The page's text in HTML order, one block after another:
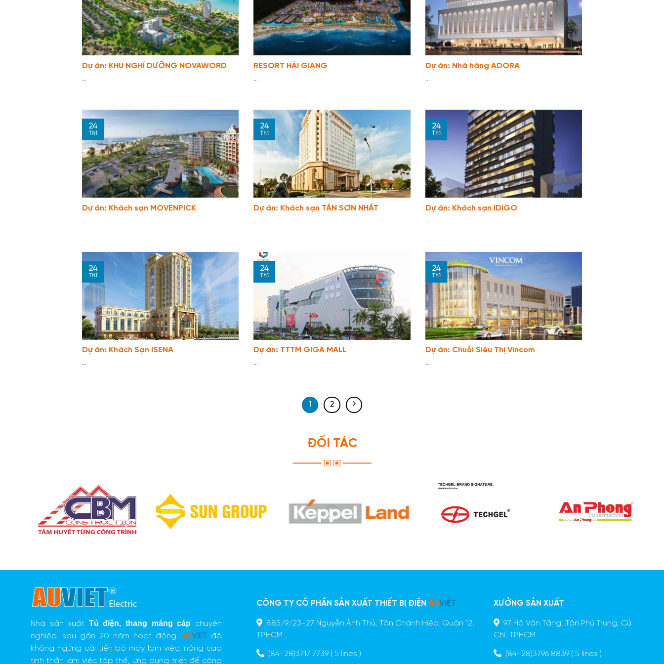
Dự án: KHU NGHỈ DƯỠNG NOVAWORD
...
RESORT HẢI GIANG
...
Dự án: Nhà hàng ADORA
...
Dự án: Khách sạn MOVENPICK
...
24
Th1
Dự án: Khách sạn TÂN SƠN NHẤT
...
24
Th1
Dự án: Khách sạn IDIGO
...
24
Th1
Dự án: Khách Sạn ISENA
...
24
Th1
Dự án: TTTM GIGA MALL
...
24
Th1
Dự án: Chuỗi Siêu Thị Vincom
...
24
Th1
1 2
ĐỐI TÁC
Nhà sản xuất Tủ điện, thang máng cáp chuyên
nghiệp, sau gần 20 năm hoạt động, AUVIETđã
không ngừng cải tiến bộ máy làm việc, nâng cao
tinh thần làm việc tập thể, ứng dụng triệt để công
CÔNG TY CỔ PHẦN SẢN XUẤT THIẾT BỊ ĐIỆN ÂUVIỆT
885/9/23-27 Nguyễn Ảnh Thủ, Tân Chánh Hiệp, Quận 12,
TP.HCM
(84-28)3717 7739( 5 lines )
XƯỞNG SẢN XUẤT
97 Hồ Văn Tắng, Tân Phú Trung, Củ
Chi, TP.HCM
(84-28)3796 8839 ( 5 lines )